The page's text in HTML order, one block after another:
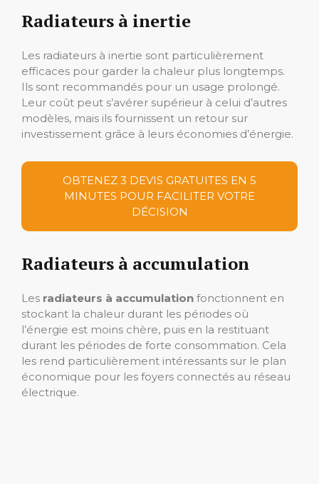
Radiateurs à inertie
Les radiateurs à inertie sont particulièrement
efficaces pour garder la chaleur plus longtemps.
Ils sont recommandés pour un usage prolongé.
Leur coût peut s’avérer supérieur à celui d’autres
modèles, mais ils fournissent un retour sur
investissement grâce à leurs économies d’énergie.
OBTENEZ 3 DEVIS GRATUITES EN 5
MINUTES POUR FACILITER VOTRE
DÉCISION
Radiateurs à accumulation
Les radiateurs à accumulation fonctionnent en
stockant la chaleur durant les périodes où
l’énergie est moins chère, puis en la restituant
durant les périodes de forte consommation. Cela
les rend particulièrement intéressants sur le plan
économique pour les foyers connectés au réseau
électrique.